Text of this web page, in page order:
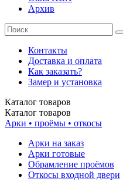
Архив
Контакты
Доставка и оплата
Как заказать?
Замер и установка
Каталог товаров
Каталог товаров
Арки • проёмы • откосы
Арки на заказ
Арки готовые
Обрамление проёмов
Откосы входной двери